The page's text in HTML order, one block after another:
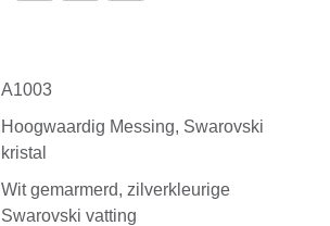
A1003
Hoogwaardig Messing, Swarovski
kristal
Wit gemarmerd, zilverkleurige
Swarovski vatting